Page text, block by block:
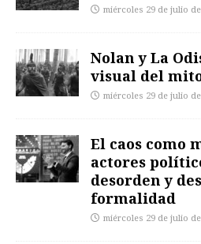
miércoles 29 de julio
Nolan y La
visual del
miércoles 29 de julio
El caos como
actores
desorden y
formalidad
miércoles 29 de julio